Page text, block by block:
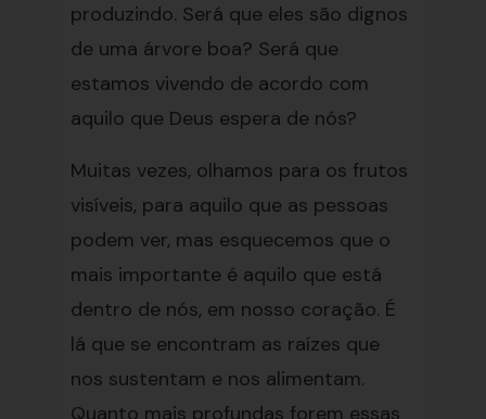
produzindo. Será que eles são dignos
de uma árvore boa? Será que
estamos vivendo de acordo com
aquilo que Deus espera de nós?
Muitas vezes, olhamos para os frutos
visíveis, para aquilo que as pessoas
podem ver, mas esquecemos que o
mais importante é aquilo que está
dentro de nós, em nosso coração. É
lá que se encontram as raízes que
nos sustentam e nos alimentam.
Quanto mais profundas forem essas